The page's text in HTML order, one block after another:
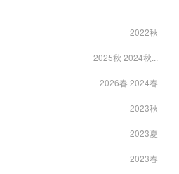
2022秋
2025秋 2024秋...
2026春 2024春
2023秋
2023夏
2023春